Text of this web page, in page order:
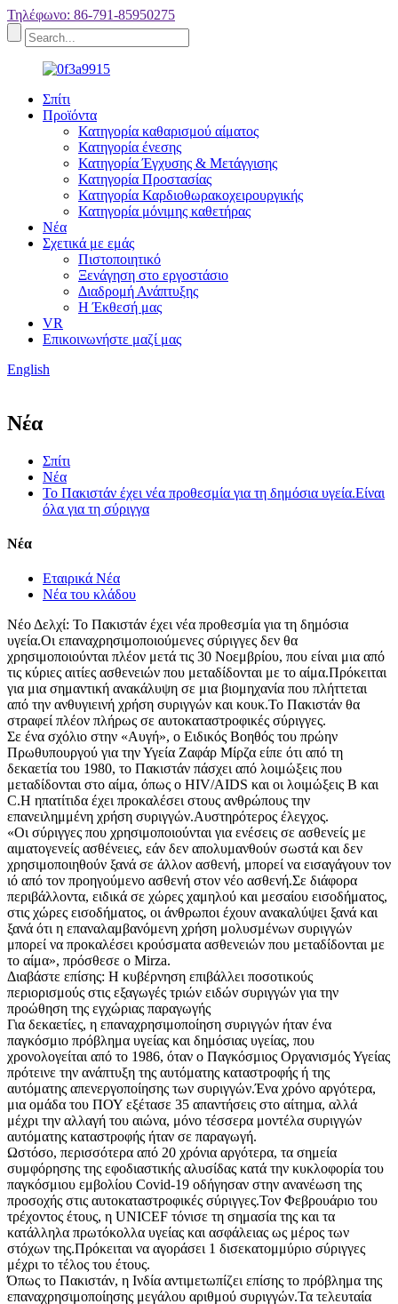
Τηλέφωνο: 86-791-85950275
Σπίτι
Προϊόντα
Κατηγορία καθαρισμού αίματος
Κατηγορία ένεσης
Κατηγορία Έγχυσης & Μετάγγισης
Κατηγορία Προστασίας
Κατηγορία Καρδιοθωρακοχειρουργικής
Κατηγορία μόνιμης καθετήρας
Νέα
Σχετικά με εμάς
Πιστοποιητικό
Ξενάγηση στο εργοστάσιο
Διαδρομή Ανάπτυξης
Η Έκθεσή μας
VR
Επικοινωνήστε μαζί μας
English
Νέα
Σπίτι
Νέα
Το Πακιστάν έχει νέα προθεσμία για τη δημόσια υγεία.Είναι
όλα για τη σύριγγα
Νέα
Εταιρικά Νέα
Νέα του κλάδου
Νέο Δελχί: Το Πακιστάν έχει νέα προθεσμία για τη δημόσια
υγεία.Οι επαναχρησιμοποιούμενες σύριγγες δεν θα
χρησιμοποιούνται πλέον μετά τις 30 Νοεμβρίου, που είναι μια από
τις κύριες αιτίες ασθενειών που μεταδίδονται με το αίμα.Πρόκειται
για μια σημαντική ανακάλυψη σε μια βιομηχανία που πλήττεται
από την ανθυγιεινή χρήση συριγγών και κουκ.Το Πακιστάν θα
στραφεί πλέον πλήρως σε αυτοκαταστροφικές σύριγγες.
Σε ένα σχόλιο στην «Αυγή», ο Ειδικός Βοηθός του πρώην
Πρωθυπουργού για την Υγεία Ζαφάρ Μίρζα είπε ότι από τη
δεκαετία του 1980, το Πακιστάν πάσχει από λοιμώξεις που
μεταδίδονται στο αίμα, όπως ο HIV/AIDS και οι λοιμώξεις Β και
C.Η ηπατίτιδα έχει προκαλέσει στους ανθρώπους την
επανειλημμένη χρήση συριγγών.Αυστηρότερος έλεγχος.
«Οι σύριγγες που χρησιμοποιούνται για ενέσεις σε ασθενείς με
αιματογενείς ασθένειες, εάν δεν απολυμανθούν σωστά και δεν
χρησιμοποιηθούν ξανά σε άλλον ασθενή, μπορεί να εισαγάγουν τον
ιό από τον προηγούμενο ασθενή στον νέο ασθενή.Σε διάφορα
περιβάλλοντα, ειδικά σε χώρες χαμηλού και μεσαίου εισοδήματος,
στις χώρες εισοδήματος, οι άνθρωποι έχουν ανακαλύψει ξανά και
ξανά ότι η επαναλαμβανόμενη χρήση μολυσμένων συριγγών
μπορεί να προκαλέσει κρούσματα ασθενειών που μεταδίδονται με
το αίμα», πρόσθεσε ο Mirza.
Διαβάστε επίσης: Η κυβέρνηση επιβάλλει ποσοτικούς
περιορισμούς στις εξαγωγές τριών ειδών συριγγών για την
προώθηση της εγχώριας παραγωγής
Για δεκαετίες, η επαναχρησιμοποίηση συριγγών ήταν ένα
παγκόσμιο πρόβλημα υγείας και δημόσιας υγείας, που
χρονολογείται από το 1986, όταν ο Παγκόσμιος Οργανισμός Υγείας
πρότεινε την ανάπτυξη της αυτόματης καταστροφής ή της
αυτόματης απενεργοποίησης των συριγγών.Ένα χρόνο αργότερα,
μια ομάδα του ΠΟΥ εξέτασε 35 απαντήσεις στο αίτημα, αλλά
μέχρι την αλλαγή του αιώνα, μόνο τέσσερα μοντέλα συριγγών
αυτόματης καταστροφής ήταν σε παραγωγή.
Ωστόσο, περισσότερα από 20 χρόνια αργότερα, τα σημεία
συμφόρησης της εφοδιαστικής αλυσίδας κατά την κυκλοφορία του
παγκόσμιου εμβολίου Covid-19 οδήγησαν στην ανανέωση της
προσοχής στις αυτοκαταστροφικές σύριγγες.Τον Φεβρουάριο του
τρέχοντος έτους, η UNICEF τόνισε τη σημασία της και τα
κατάλληλα πρωτόκολλα υγείας και ασφάλειας ως μέρος των
στόχων της.Πρόκειται να αγοράσει 1 δισεκατομμύριο σύριγγες
μέχρι το τέλος του έτους.
Όπως το Πακιστάν, η Ινδία αντιμετωπίζει επίσης το πρόβλημα της
επαναχρησιμοποίησης μεγάλου αριθμού συριγγών.Τα τελευταία